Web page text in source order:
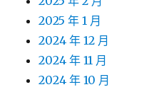
2025 年 1 月
2024 年 12 月
2024 年 11 月
2024 年 10 月